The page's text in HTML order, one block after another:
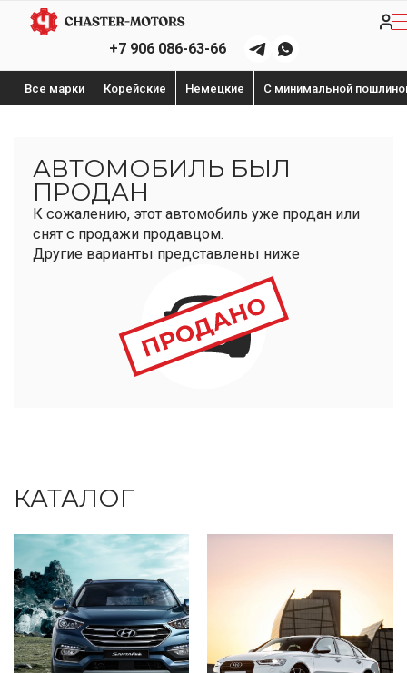
+7 906 086-63-66
Все марки Корейские Немецкие С минимальной
АВТОМОБИЛЬ БЫЛ
ПРОДАН
К сожалению, этот автомобиль уже продан или
снят с продажи продавцом.
Другие варианты представлены ниже
КАТАЛОГ